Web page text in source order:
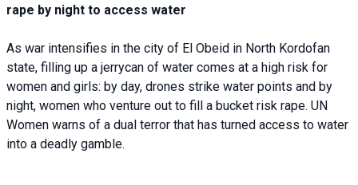
rape by night to access water
As war intensifies in the city of El Obeid in North Kordofan
state, filling up a jerrycan of water comes at a high risk for
women and girls: by day, drones strike water points and by
night, women who venture out to fill a bucket risk rape. UN
Women warns of a dual terror that has turned access to water
into a deadly gamble.